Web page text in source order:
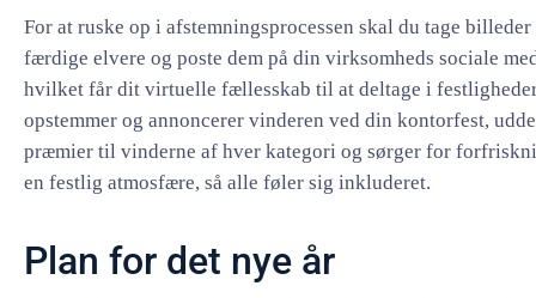
For at ruske op i afstemningsprocessen skal du tage billeder
færdige elvere og poste dem på din virksomheds sociale
hvilket får dit virtuelle fællesskab til at deltage i
opstemmer og annoncerer vinderen ved din kontorfest,
præmier til vinderne af hver kategori og sørger for
en festlig atmosfære, så alle føler sig inkluderet.
Plan for det nye år